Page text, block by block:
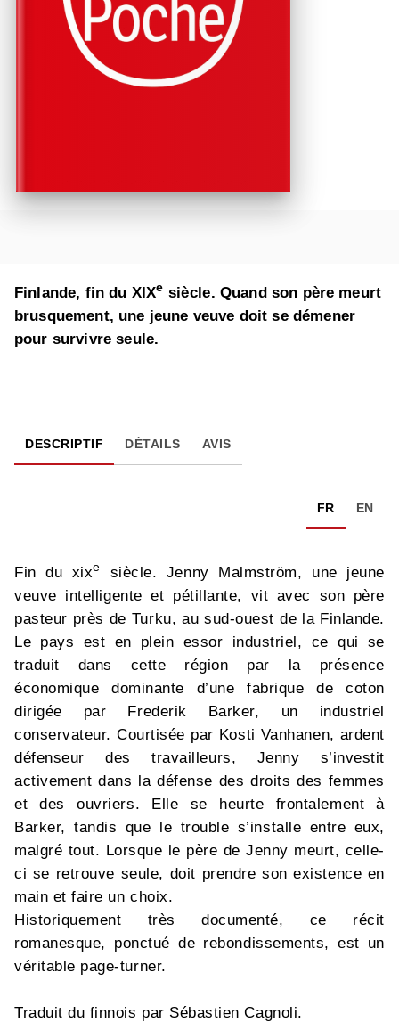
Finlande, fin du XIXe siècle. Quand son père meurt
brusquement, une jeune veuve doit se démener
pour survivre seule.
DESCRIPTIF DÉTAILS AVIS
FR EN
Fin du xixe
siècle. Jenny Malmström, une jeune
veuve intelligente et pétillante, vit avec son père
pasteur près de Turku, au sud-ouest de la Finlande.
Le pays est en plein essor industriel, ce qui se
traduit dans cette région par la présence
économique dominante d’une fabrique de coton
dirigée par Frederik Barker, un industriel
conservateur. Courtisée par Kosti Vanhanen, ardent
défenseur des travailleurs, Jenny s’investit
activement dans la défense des droits des femmes
et des ouvriers. Elle se heurte frontalement à
Barker, tandis que le trouble s’installe entre eux,
malgré tout. Lorsque le père de Jenny meurt, celle-
ci se retrouve seule, doit prendre son existence en
main et faire un choix.
Historiquement très documenté, ce récit
romanesque, ponctué de rebondissements, est un
véritable page-turner.
Traduit du finnois par Sébastien Cagnoli.